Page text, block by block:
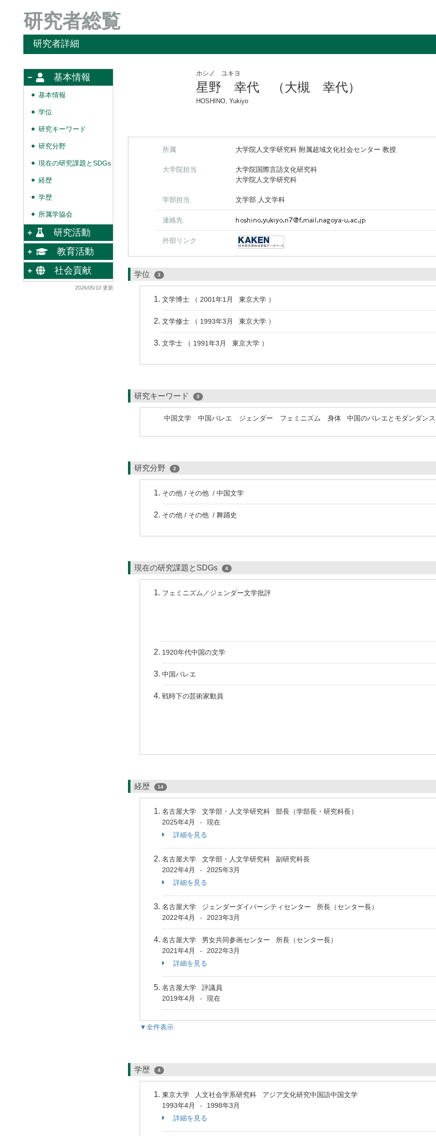
研究者総覧
研究者詳細
基本情報
◆ 基本情報
◆ 学位
◆ 研究キーワード
◆ 研究分野
◆ 現在の研究課題とSDGs
◆ 経歴
◆ 学歴
◆ 所属学協会
研究活動
教育活動
社会貢献
2026/05/10 更新
ホシノ ユキヨ
星野 幸代 （大槻 幸代）
HOSHINO, Yukiyo
所属 大学院人文学研究科 附属超域文化社会センター 教授
大学院担当
大学院国際言語文化研究科
大学院人文学研究科
学部担当 文学部 人文学科
連絡先
外部リンク
学位 3
文学博士 （ 2001年1月 東京大学 ）
文学修士 （ 1993年3月 東京大学 ）
文学士 （ 1991年3月 東京大学 ）
研究キーワード 3
中国文学 中国バレエ ジェンダー フェミニズム 身体 中国のバレエとモダンダンス
研究分野 2
その他 / その他 / 中国文学
その他 / その他 / 舞踊史
現在の研究課題とSDGs 4
フェミニズム／ジェンダー文学批評
1920年代中国の文学
中国バレエ
戦時下の芸術家動員
経歴 14
名古屋大学 文学部・人文学研究科 部長（学部長・研究科長）
2025年4月
-
現在
詳細を見る
名古屋大学 文学部・人文学研究科 副研究科長
2022年4月
-
2025年3月
詳細を見る
名古屋大学 ジェンダーダイバーシティセンター 所長（センター長）
2022年4月
- 2023年3月
名古屋大学 男女共同参画センター 所長（センター長）
2021年4月
-
2022年3月
詳細を見る
名古屋大学 評議員
2019年4月
- 現在
▼全件表示
学歴 4
東京大学 人文社会学系研究科 アジア文化研究中国語中国文学
1993年4月
-
1998年3月
詳細を見る